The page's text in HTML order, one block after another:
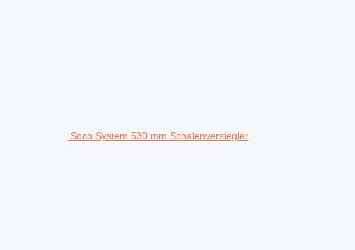
Soco System 530 mm Schalenversiegler